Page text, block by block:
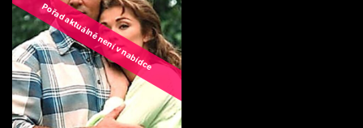
Pořad aktuálně není v nabídce